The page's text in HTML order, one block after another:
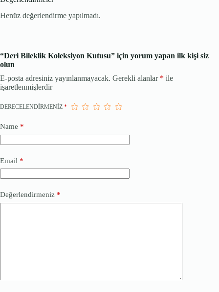
Henüz değerlendirme yapılmadı.
“Deri Bileklik Koleksiyon Kutusu” için yorum yapan ilk kişi siz
olun
E-posta adresiniz yayınlanmayacak. Gerekli alanlar * ile
işaretlenmişlerdir
DERECELENDIRMENIZ *
Name *
Email *
Değerlendirmeniz *